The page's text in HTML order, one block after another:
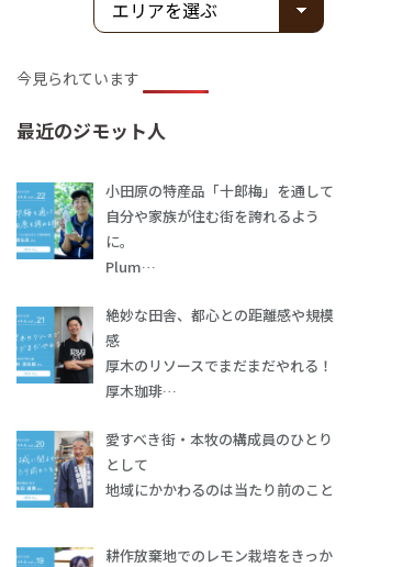
今見られています
最近のジモット人
小田原の特産品「十郎梅」を通して
自分や家族が住む街を誇れるよう
に。
Plum…
絶妙な田舎、都心との距離感や規模
感
厚木のリソースでまだまだやれる！
厚木珈琲…
愛すべき街・本牧の構成員のひとり
として
地域にかかわるのは当たり前のこと
耕作放棄地でのレモン栽培をきっか